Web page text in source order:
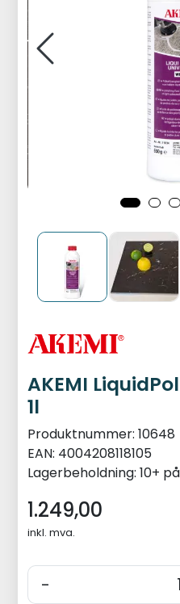
AKEMI
1l
Produktnummer: 10648
EAN: 4004208118105
Lagerbeholdning: 10+
1.249,00
inkl. mva.
-